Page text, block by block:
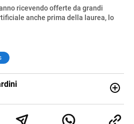
ricevendo offerte da grandi
anche prima della laurea, lo
scuola, economia e spettacolo. Ha